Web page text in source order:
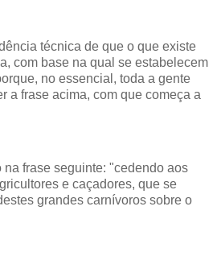
técnica de que o que existe
com base na qual se estabelecem
no essencial, toda a gente
a frase acima, com que começa a
frase seguinte: "cedendo aos
e caçadores, que se
grandes carnívoros sobre o